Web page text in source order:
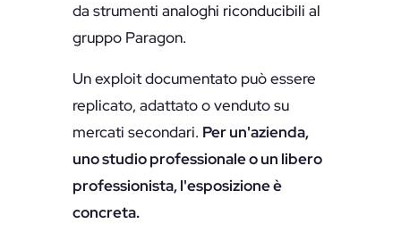
da strumenti analoghi riconducibili al
gruppo Paragon.
Un exploit documentato può essere
replicato, adattato o venduto su
mercati secondari. Per un'azienda,
uno studio professionale o un libero
professionista, l'esposizione è
concreta.